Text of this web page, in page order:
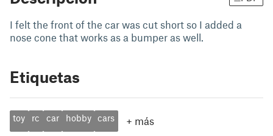
I felt the front of the car was cut short so I added a
nose cone that works as a bumper as well.
Etiquetas
toy rc car hobby cars + más